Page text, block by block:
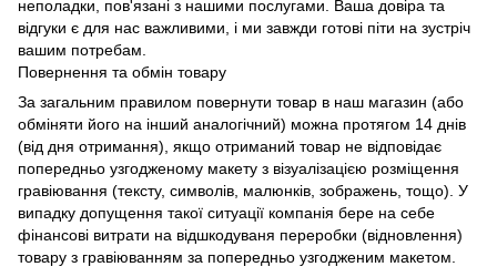
неполадки, пов'язані з нашими послугами. Ваша довіра та
відгуки є для нас важливими, і ми завжди готові піти на зустріч
вашим потребам.
Повернення та обмін товару
За загальним правилом повернути товар в наш магазин (або
обміняти його на інший аналогічний) можна протягом 14 днів
(від дня отримання), якщо отриманий товар не відповідає
попередньо узгодженому макету з візуалізацією розміщення
гравіювання (тексту, символів, малюнків, зображень, тощо). У
випадку допущення такої ситуації компанія бере на себе
фінансові витрати на відшкодуваня переробки (відновлення)
товару з гравіюванням за попередньо узгодженим макетом.